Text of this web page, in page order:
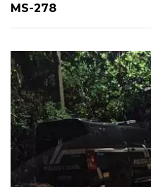
MS-278